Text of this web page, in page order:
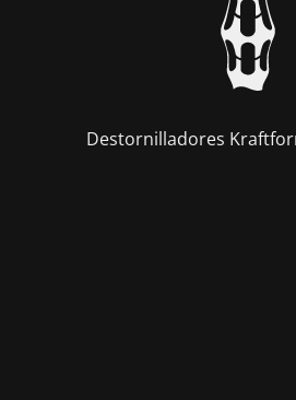
Destornilladores